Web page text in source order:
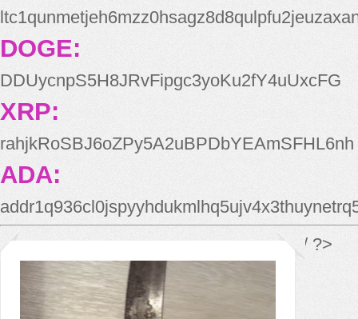
DOGE:
DDUycnpS5H8JRvFipgc3yoKu2fY4uUxcFG
XRP:
rahjkRoSBJ6oZPy5A2uBPDbYEAmSFHL6nh
ADA:
*/ ?>